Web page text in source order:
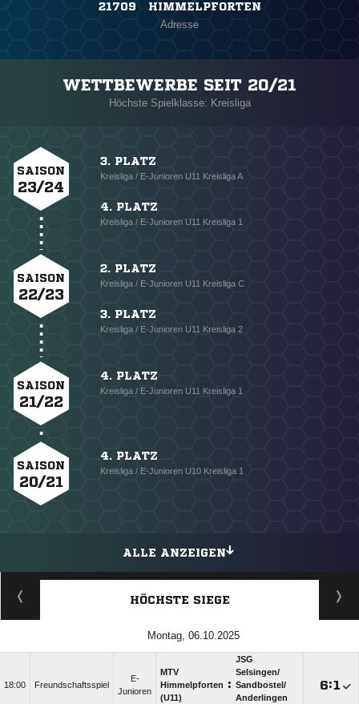
21709 HIMMELPFORTEN
Adresse
WETTBEWERBE SEIT 20/21
Höchste Spielklasse: Kreisliga
SAISON
23/24
3. PLATZ
Kreisliga / E-Junioren U11 Kreisliga A
4. PLATZ
Kreisliga / E-Junioren U11 Kreisliga 1
SAISON
22/23
2. PLATZ
Kreisliga / E-Junioren U11 Kreisliga C
3. PLATZ
Kreisliga / E-Junioren U11 Kreisliga 2
SAISON
21/22
4. PLATZ
Kreisliga / E-Junioren U11 Kreisliga 1
SAISON
20/21
4. PLATZ
Kreisliga / E-Junioren U10 Kreisliga 1
ALLE ANZEIGEN
HÖCHSTE SIEGE
Montag, 06.10.2025
18:00 Freundschaftsspiel
E-
Junioren
MTV
Himmelpforten
(U11)
:
JSG
Selsingen/​
Sandbostel/​
Anderlingen
: